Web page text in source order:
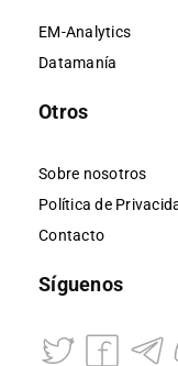
EM-Analytics
Datamanía
Otros
Sobre nosotros
Política de
Contacto
Síguenos